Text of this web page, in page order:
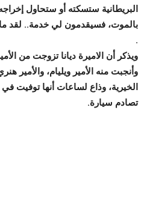
البريطانية ستسكته أو ستحاول
بالموت، فسيقدمون لي خدمة.. لقد
.
وأنجبت منه الأمير ويليام، والأمير
تصادم سيارة.